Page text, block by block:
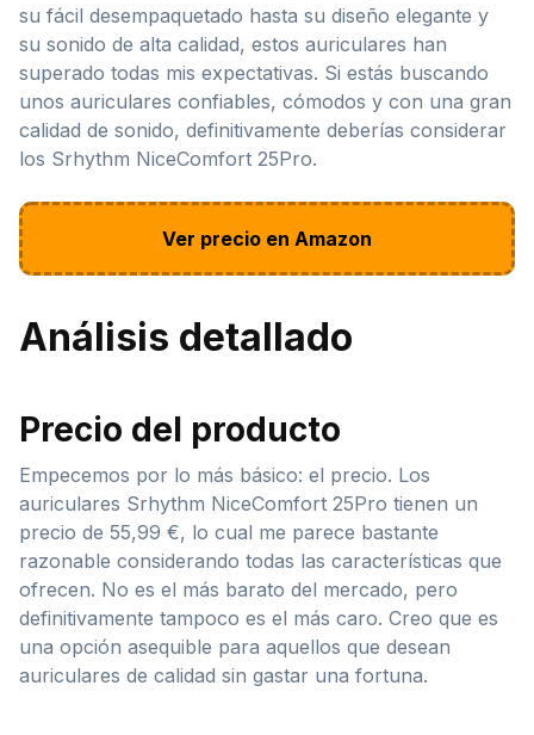
su fácil desempaquetado hasta su diseño elegante y
su sonido de alta calidad, estos auriculares han
superado todas mis expectativas. Si estás buscando
unos auriculares confiables, cómodos y con una gran
calidad de sonido, definitivamente deberías considerar
los Srhythm NiceComfort 25Pro.
Ver precio en Amazon
Análisis detallado
Precio del producto
Empecemos por lo más básico: el precio. Los
auriculares Srhythm NiceComfort 25Pro tienen un
precio de 55,99 €, lo cual me parece bastante
razonable considerando todas las características que
ofrecen. No es el más barato del mercado, pero
definitivamente tampoco es el más caro. Creo que es
una opción asequible para aquellos que desean
auriculares de calidad sin gastar una fortuna.